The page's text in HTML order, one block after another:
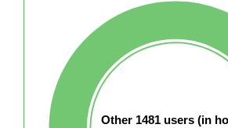
Other 1481 users (in